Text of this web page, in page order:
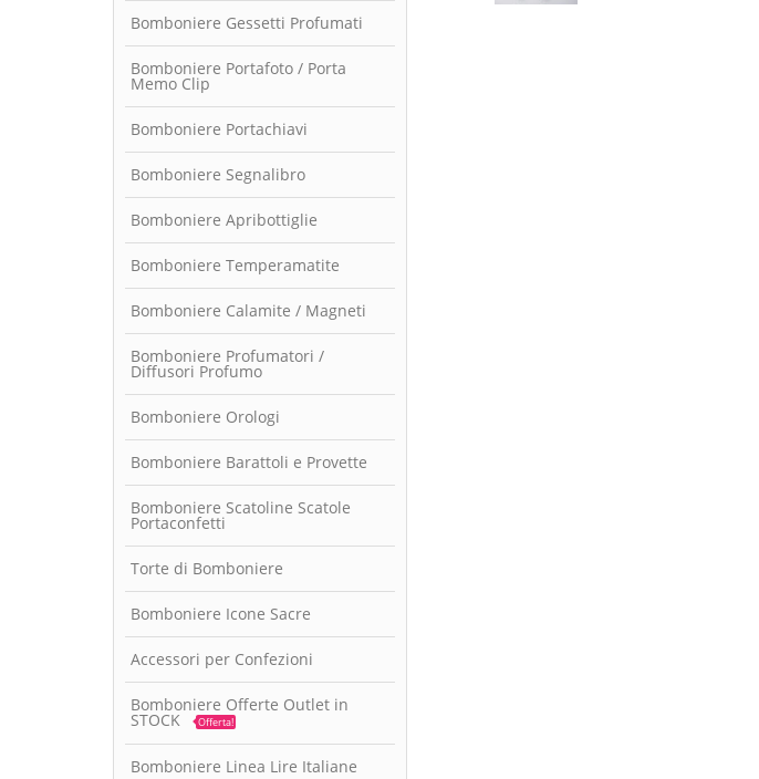
Bomboniere Gessetti Profumati
Bomboniere Portafoto / Porta
Memo Clip
Bomboniere Portachiavi
Bomboniere Segnalibro
Bomboniere Apribottiglie
Bomboniere Temperamatite
Bomboniere Calamite / Magneti
Bomboniere Profumatori /
Diffusori Profumo
Bomboniere Orologi
Bomboniere Barattoli e Provette
Bomboniere Scatoline Scatole
Portaconfetti
Torte di Bomboniere
Bomboniere Icone Sacre
Accessori per Confezioni
Bomboniere Offerte Outlet in
STOCK Offerta!
Bomboniere Linea Lire Italiane